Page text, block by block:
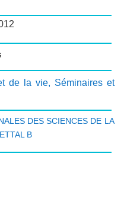
de la vie, Séminaires et
DES SCIENCES DE LA
B